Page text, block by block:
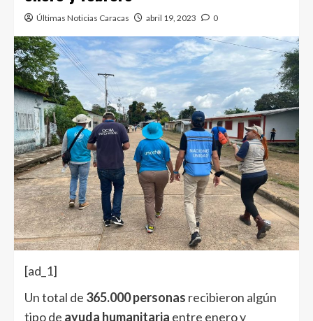
Últimas Noticias Caracas abril 19, 2023 0
[ad_1]
Un total de 365.000 personas recibieron algún
tipo de ayuda humanitaria entre enero y